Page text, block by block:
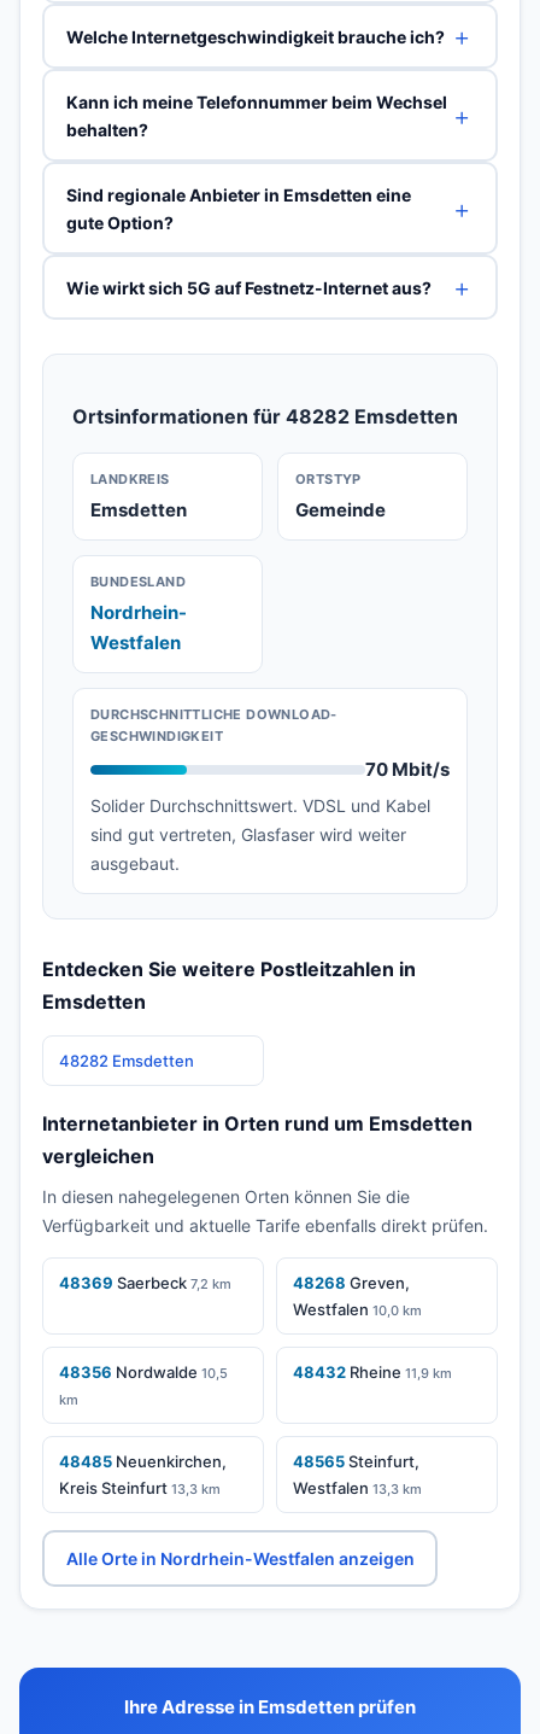
Welche Internetgeschwindigkeit brauche ich?
Kann ich meine Telefonnummer beim Wechsel
behalten?
Sind regionale Anbieter in Emsdetten eine
gute Option?
Wie wirkt sich 5G auf Festnetz-Internet aus?
Ortsinformationen für 48282 Emsdetten
LANDKREIS
Emsdetten
ORTSTYP
Gemeinde
BUNDESLAND
Nordrhein-
Westfalen
DURCHSCHNITTLICHE DOWNLOAD-
GESCHWINDIGKEIT
70 Mbit/s
Solider Durchschnittswert. VDSL und Kabel
sind gut vertreten, Glasfaser wird weiter
ausgebaut.
Entdecken Sie weitere Postleitzahlen in
Emsdetten
48282 Emsdetten
Internetanbieter in Orten rund um Emsdetten
vergleichen
In diesen nahegelegenen Orten können Sie die
Verfügbarkeit und aktuelle Tarife ebenfalls direkt prüfen.
48369 Saerbeck 7,2 km 48268 Greven,
Westfalen 10,0 km
48356 Nordwalde 10,5
km
48432 Rheine 11,9 km
48485 Neuenkirchen,
Kreis Steinfurt 13,3 km
48565Steinfurt,
Westfalen 13,3 km
Alle Orte in Nordrhein-Westfalen anzeigen
Ihre Adresse in Emsdetten prüfen